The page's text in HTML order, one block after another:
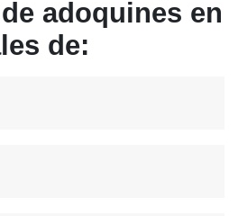
adoquines en
de: